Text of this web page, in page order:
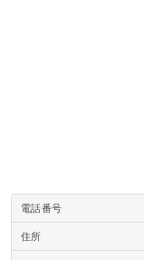
電話番号
住所